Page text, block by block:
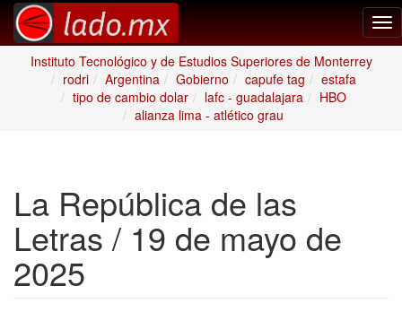
Instituto Tecnológico y de Estudios Superiores de Monterrey
rodri
Argentina Gobierno capufe tag
estafa
tipo de cambio dolar
lafc - guadalajara
HBO
alianza lima - atlético grau
La República de las
Letras / 19 de mayo de
2025